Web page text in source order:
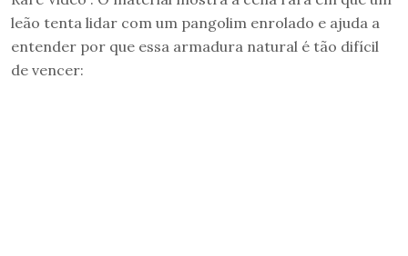
leão tenta lidar com um pangolim enrolado e ajuda a
entender por que essa armadura natural é tão difícil
de vencer: